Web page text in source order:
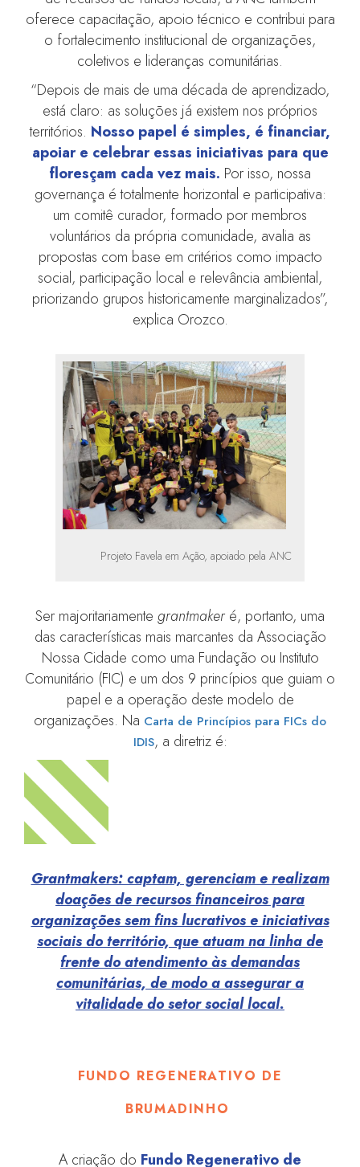
oferece capacitação, apoio técnico e contribui para
o fortalecimento institucional de organizações,
coletivos e lideranças comunitárias.
“Depois de mais de uma década de aprendizado,
está claro: as soluções já existem nos próprios
territórios. Nosso papel é simples, é financiar,
apoiar e celebrar essas iniciativas para que
floresçam cada vez mais. Por isso, nossa
governança é totalmente horizontal e participativa:
um comitê curador, formado por membros
voluntários da própria comunidade, avalia as
propostas com base em critérios como impacto
social, participação local e relevância ambiental,
priorizando grupos historicamente marginalizados”,
explica Orozco.
Projeto Favela em Ação, apoiado pela ANC
Ser majoritariamente grantmakeré, portanto, uma
das características mais marcantes da Associação
Nossa Cidade como uma Fundação ou Instituto
Comunitário (FIC) e um dos 9 princípios que guiam o
papel e a operação deste modelo de
organizações. Na Carta de Princípios para FICs do
IDIS, a diretriz é:
Grantmakers: captam, gerenciam e realizam
doações de recursos financeiros para
organizações sem fins lucrativos e iniciativas
sociais do território, que atuam na linha de
frente do atendimento às demandas
comunitárias, de modo a assegurar a
vitalidade do setor social local.
FUNDO REGENERATIVO DE
BRUMADINHO
A criação do Fundo Regenerativo de